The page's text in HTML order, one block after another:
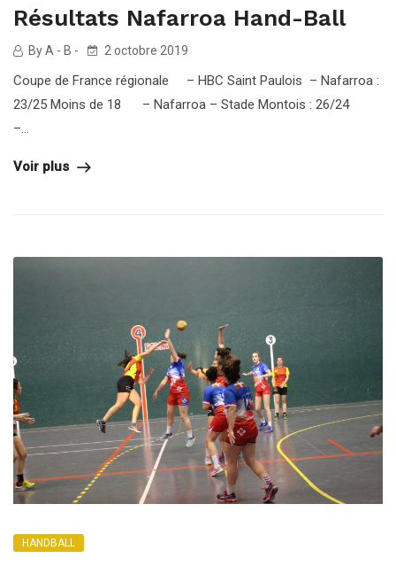
Résultats Nafarroa Hand-Ball
By A - B - 2 octobre 2019
Coupe de France régionale – HBC Saint Paulois – Nafarroa :
23/25 Moins de 18 – Nafarroa – Stade Montois : 26/24
–...
Voir plus
HANDBALL